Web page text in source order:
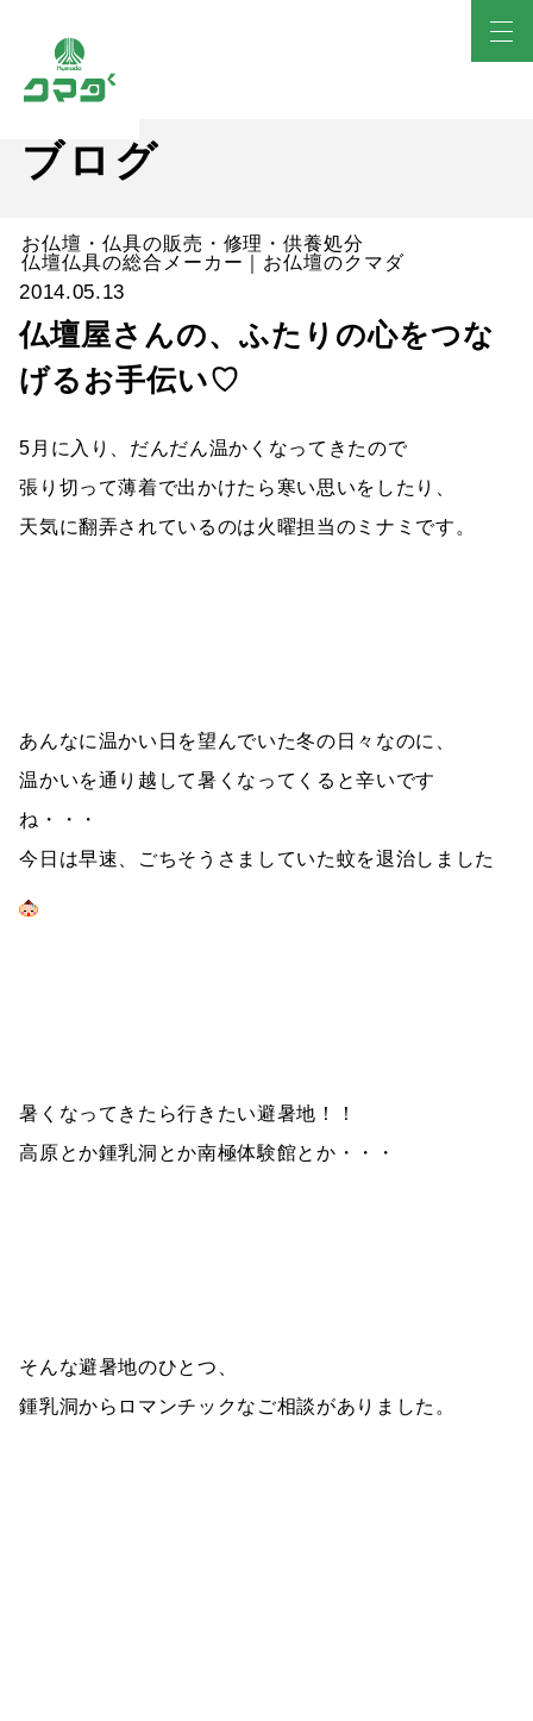
ブログ
お仏壇・仏具の販売・修理・供養処分
仏壇仏具の総合メーカー｜お仏壇のクマダ
2014.05.13
仏壇屋さんの、ふたりの心をつな
げるお手伝い♡
5月に入り、だんだん温かくなってきたので
張り切って薄着で出かけたら寒い思いをしたり、
天気に翻弄されているのは火曜担当のミナミです。
あんなに温かい日を望んでいた冬の日々なのに、
温かいを通り越して暑くなってくると辛いです
ね・・・
今日は早速、ごちそうさましていた蚊を退治しました
暑くなってきたら行きたい避暑地！！
高原とか鍾乳洞とか南極体験館とか・・・
そんな避暑地のひとつ、
鍾乳洞からロマンチックなご相談がありました。